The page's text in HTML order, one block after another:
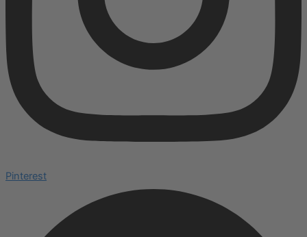
Pinterest